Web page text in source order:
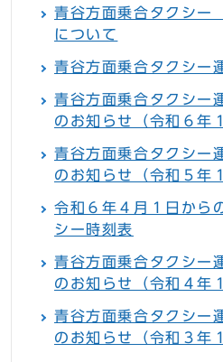
青谷方面乗合タクシ
について
青谷方面乗合タクシー
青谷方面乗合タクシ
のお知らせ（令和６年
青谷方面乗合タクシ
のお知らせ（令和５年
令和６年４月１日から
シー時刻表
青谷方面乗合タクシ
のお知らせ（令和４年
青谷方面乗合タクシ
のお知らせ（令和３年